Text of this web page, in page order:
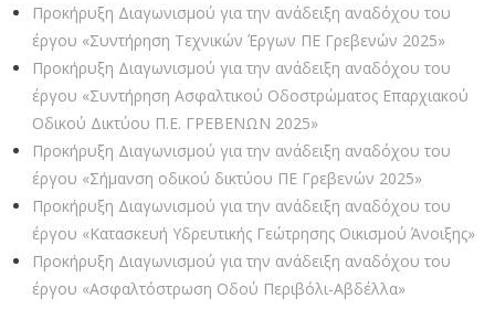
Προκήρυξη Διαγωνισμού για την ανάδειξη αναδόχου του
έργου «Συντήρηση Τεχνικών Έργων ΠΕ Γρεβενών 2025»
Προκήρυξη Διαγωνισμού για την ανάδειξη αναδόχου του
έργου «Συντήρηση Ασφαλτικού Οδοστρώματος Επαρχιακού
Οδικού Δικτύου Π.Ε. ΓΡΕΒΕΝΩΝ 2025»
Προκήρυξη Διαγωνισμού για την ανάδειξη αναδόχου του
έργου «Σήμανση οδικού δικτύου ΠΕ Γρεβενών 2025»
Προκήρυξη Διαγωνισμού για την ανάδειξη αναδόχου του
έργου «Κατασκευή Υδρευτικής Γεώτρησης Οικισμού Άνοιξης»
Προκήρυξη Διαγωνισμού για την ανάδειξη αναδόχου του
έργου «Ασφαλτόστρωση Οδού Περιβόλι-Αβδέλλα»